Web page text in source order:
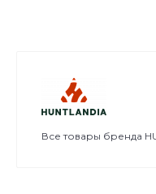
Все товары бренда